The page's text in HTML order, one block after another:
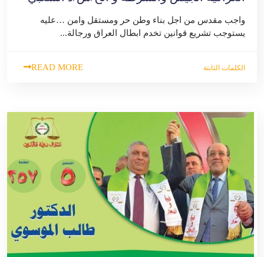
واجب مقدس من اجل بناء وطن حر ومستقل وامن …عليه
يستوجب تشريع قوانين تخدم ابطال العراق ورجالة...
الكلمات الثابتة READ MORE